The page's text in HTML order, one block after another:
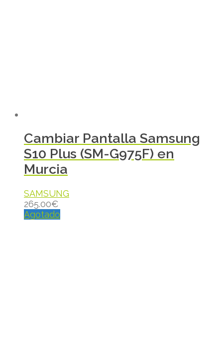
Cambiar Pantalla Samsung
S10 Plus (SM-G975F) en
Murcia
SAMSUNG
265.00€
Agotado